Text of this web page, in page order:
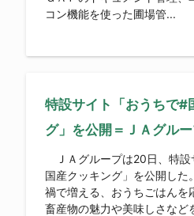
コン機能を使った圃場管...
特設サイト「おうちで#
グ」を公開＝ＪＡグル
ＪＡグループは20日、特設
国産クッキング」を公開し
禍で増える、おうちごはんを
畜産物の魅力や美味しさなど